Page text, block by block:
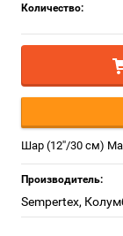
Количество:
Шар (12''/30 см)
Производитель:
Sempertex,